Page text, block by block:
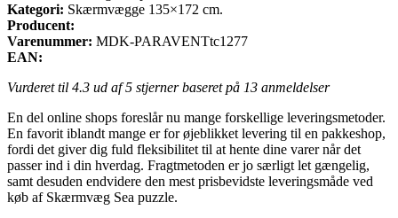
Kategori: Skærmvægge 135×172 cm.
Producent:
Varenummer: MDK-PARAVENTtc1277
EAN:
Vurderet til 4.3 ud af 5 stjerner baseret på 13 anmeldelser
En del online shops foreslår nu mange forskellige leveringsmetoder.
En favorit iblandt mange er for øjeblikket levering til en pakkeshop,
fordi det giver dig fuld fleksibilitet til at hente dine varer når det
passer ind i din hverdag. Fragtmetoden er jo særligt let gængelig,
samt desuden endvidere den mest prisbevidste leveringsmåde ved
køb af Skærmvæg Sea puzzle.